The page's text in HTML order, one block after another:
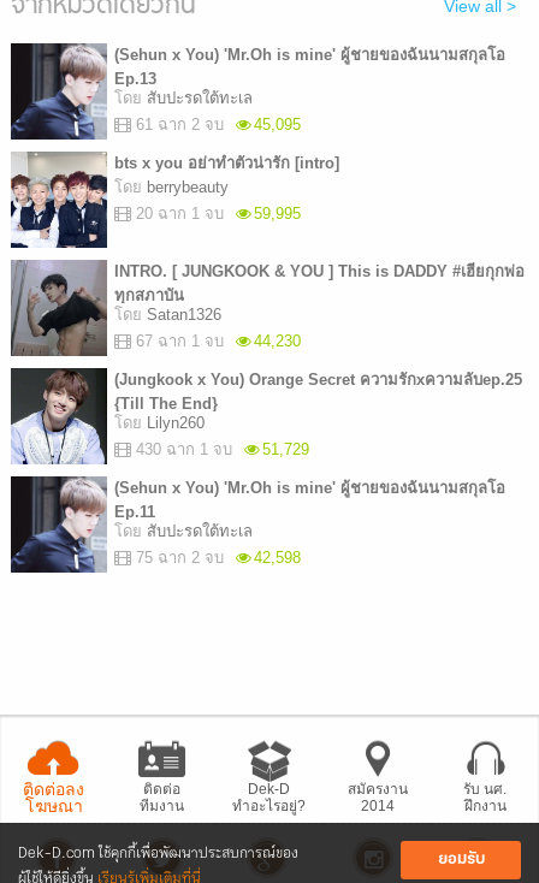
Dek-D.com ใช้คุกกี้เพื่อพัฒนาประสบการณ์ของ
ยอมรับ
View all >
(Sehun x You) 'Mr.Oh is mine' ผู้ชายของฉันนามสกุลโอ
Ep.13
โดย สับปะรดใต้ทะเล
61 ฉาก 2 จบ
45,095
bts x you อย่าทำตัวน่ารัก [intro]
โดย berrybeauty
20 ฉาก 1 จบ
59,995
INTRO. [ JUNGKOOK & YOU ] This is DADDY #เฮียกุกพ่อ
ทุกสภาบัน
โดย Satan1326
67 ฉาก 1 จบ
44,230
(Jungkook x You) Orange Secret ความรักxความลับep.25
{Till The End}
โดย Lilyn260
430 ฉาก 1 จบ
51,729
(Sehun x You) 'Mr.Oh is mine' ผู้ชายของฉันนามสกุลโอ
Ep.11
โดย สับปะรดใต้ทะเล
75 ฉาก 2 จบ
42,598
ติดต่อลง
โฆษณา
ติดต่อ
ทีมงาน
Dek-D
ทำอะไรอยู่?
สมัครงาน
2014
รับ นศ.
ฝึกงาน